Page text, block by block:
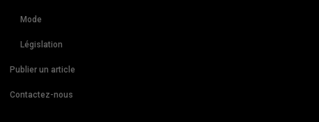
Mode
Législation
Publier un article
Contactez-nous